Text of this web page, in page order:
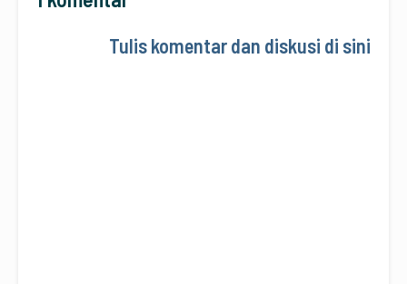
Tulis komentar dan diskusi di sini